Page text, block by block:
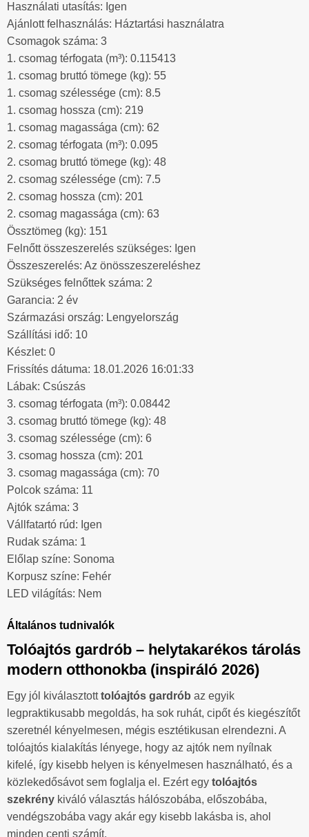
Használati utasítás: Igen
Ajánlott felhasználás: Háztartási használatra
Csomagok száma: 3
1. csomag térfogata (m³): 0.115413
1. csomag bruttó tömege (kg): 55
1. csomag szélessége (cm): 8.5
1. csomag hossza (cm): 219
1. csomag magassága (cm): 62
2. csomag térfogata (m³): 0.095
2. csomag bruttó tömege (kg): 48
2. csomag szélessége (cm): 7.5
2. csomag hossza (cm): 201
2. csomag magassága (cm): 63
Össztömeg (kg): 151
Felnőtt összeszerelés szükséges: Igen
Összeszerelés: Az önösszeszereléshez
Szükséges felnőttek száma: 2
Garancia: 2 év
Származási ország: Lengyelország
Szállítási idő: 10
Készlet: 0
Frissítés dátuma: 18.01.2026 16:01:33
Lábak: Csúszás
3. csomag térfogata (m³): 0.08442
3. csomag bruttó tömege (kg): 48
3. csomag szélessége (cm): 6
3. csomag hossza (cm): 201
3. csomag magassága (cm): 70
Polcok száma: 11
Ajtók száma: 3
Vállfatartó rúd: Igen
Rudak száma: 1
Előlap színe: Sonoma
Korpusz színe: Fehér
LED világítás: Nem
Általános tudnivalók
Tolóajtós gardrób – helytakarékos tárolás
modern otthonokba (inspiráló 2026)
Egy jól kiválasztotttolóajtós gardrób az egyik
legpraktikusabb megoldás, ha sok ruhát, cipőt és kiegészítőt
szeretnél kényelmesen, mégis esztétikusan elrendezni. A
tolóajtós kialakítás lényege, hogy az ajtók nem nyílnak
kifelé, így kisebb helyen is kényelmesen használható, és a
közlekedősávot sem foglalja el. Ezért egy tolóajtós
szekrény kiváló választás hálószobába, előszobába,
vendégszobába vagy akár egy kisebb lakásba is, ahol
minden centi számít.